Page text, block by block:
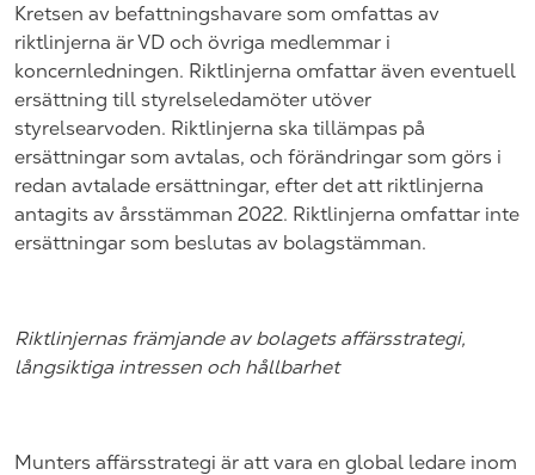
Kretsen av befattningshavare som omfattas av
riktlinjerna är VD och övriga medlemmar i
koncernledningen. Riktlinjerna omfattar även eventuell
ersättning till styrelseledamöter utöver
styrelsearvoden. Riktlinjerna ska tillämpas på
ersättningar som avtalas, och förändringar som görs i
redan avtalade ersättningar, efter det att riktlinjerna
antagits av årsstämman 2022. Riktlinjerna omfattar inte
ersättningar som beslutas av bolagstämman.
Riktlinjernas främjande av bolagets affärsstrategi,
långsiktiga intressen och hållbarhet
Munters affärsstrategi är att vara en global ledare inom